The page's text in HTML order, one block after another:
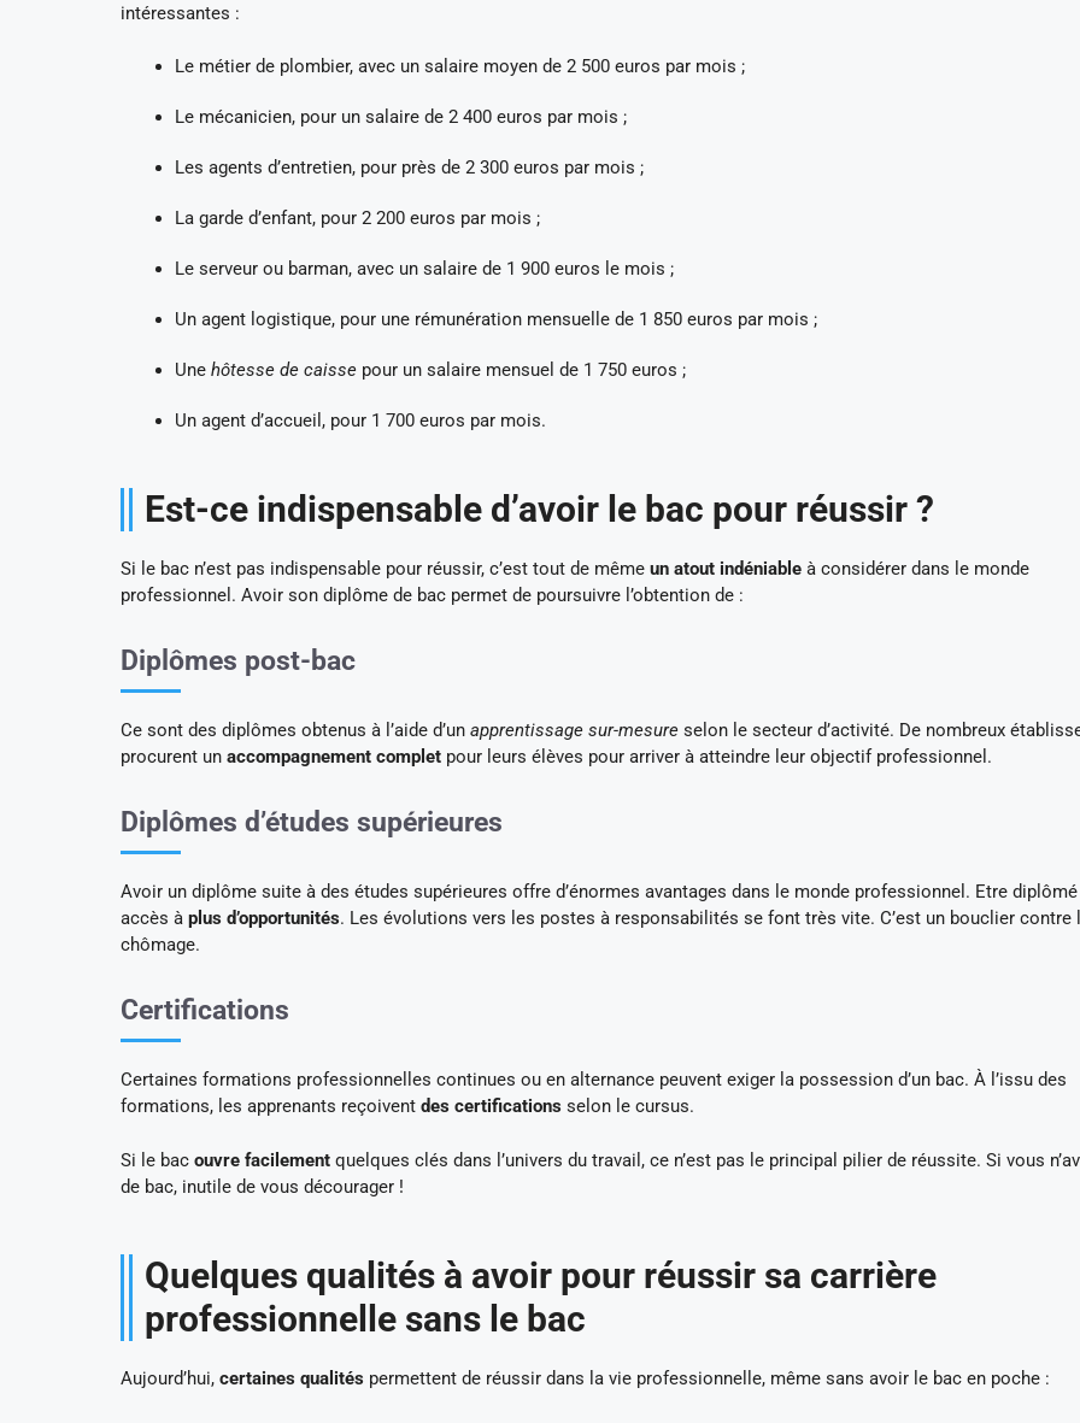
intéressantes :
Le métier de plombier, avec un salaire moyen de 2 500 euros par mois ;
Le mécanicien, pour un salaire de 2 400 euros par mois ;
Les agents d’entretien, pour près de 2 300 euros par mois ;
La garde d’enfant, pour 2 200 euros par mois ;
Le serveur ou barman, avec un salaire de 1 900 euros le mois ;
Un agent logistique, pour une rémunération mensuelle de 1 850 euros par mois ;
Une hôtesse de caisse pour un salaire mensuel de 1 750 euros ;
Un agent d’accueil, pour 1 700 euros par mois.
Est-ce indispensable d’avoir le bac pour réussir ?
Si le bac n’est pas indispensable pour réussir, c’est tout de même un atout indéniable à considérer dans le monde
professionnel. Avoir son diplôme de bac permet de poursuivre l’obtention de :
Diplômes post-bac
Ce sont des diplômes obtenus à l’aide d’un apprentissage sur-mesure selon le secteur d’activité. De nombreux
procurent un accompagnement complet pour leurs élèves pour arriver à atteindre leur objectif professionnel.
Diplômes d’études supérieures
Avoir un diplôme suite à des études supérieures offre d’énormes avantages dans le monde professionnel. Etre
accès à plus d’opportunités. Les évolutions vers les postes à responsabilités se font très vite. C’est un bouclier contre
chômage.
Certifications
Certaines formations professionnelles continues ou en alternance peuvent exiger la possession d’un bac. À l’issu des
formations, les apprenants reçoivent des certifications selon le cursus.
Si le bac ouvre facilement quelques clés dans l’univers du travail, ce n’est pas le principal pilier de réussite. Si vous
de bac, inutile de vous décourager !
Quelques qualités à avoir pour réussir sa carrière
professionnelle sans le bac
Aujourd’hui, certaines qualités permettent de réussir dans la vie professionnelle, même sans avoir le bac en poche :